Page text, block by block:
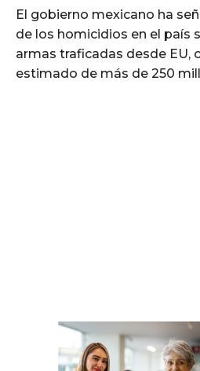
El gobierno mexicano ha
de los homicidios en el país
armas traficadas desde EU,
estimado de más de 250